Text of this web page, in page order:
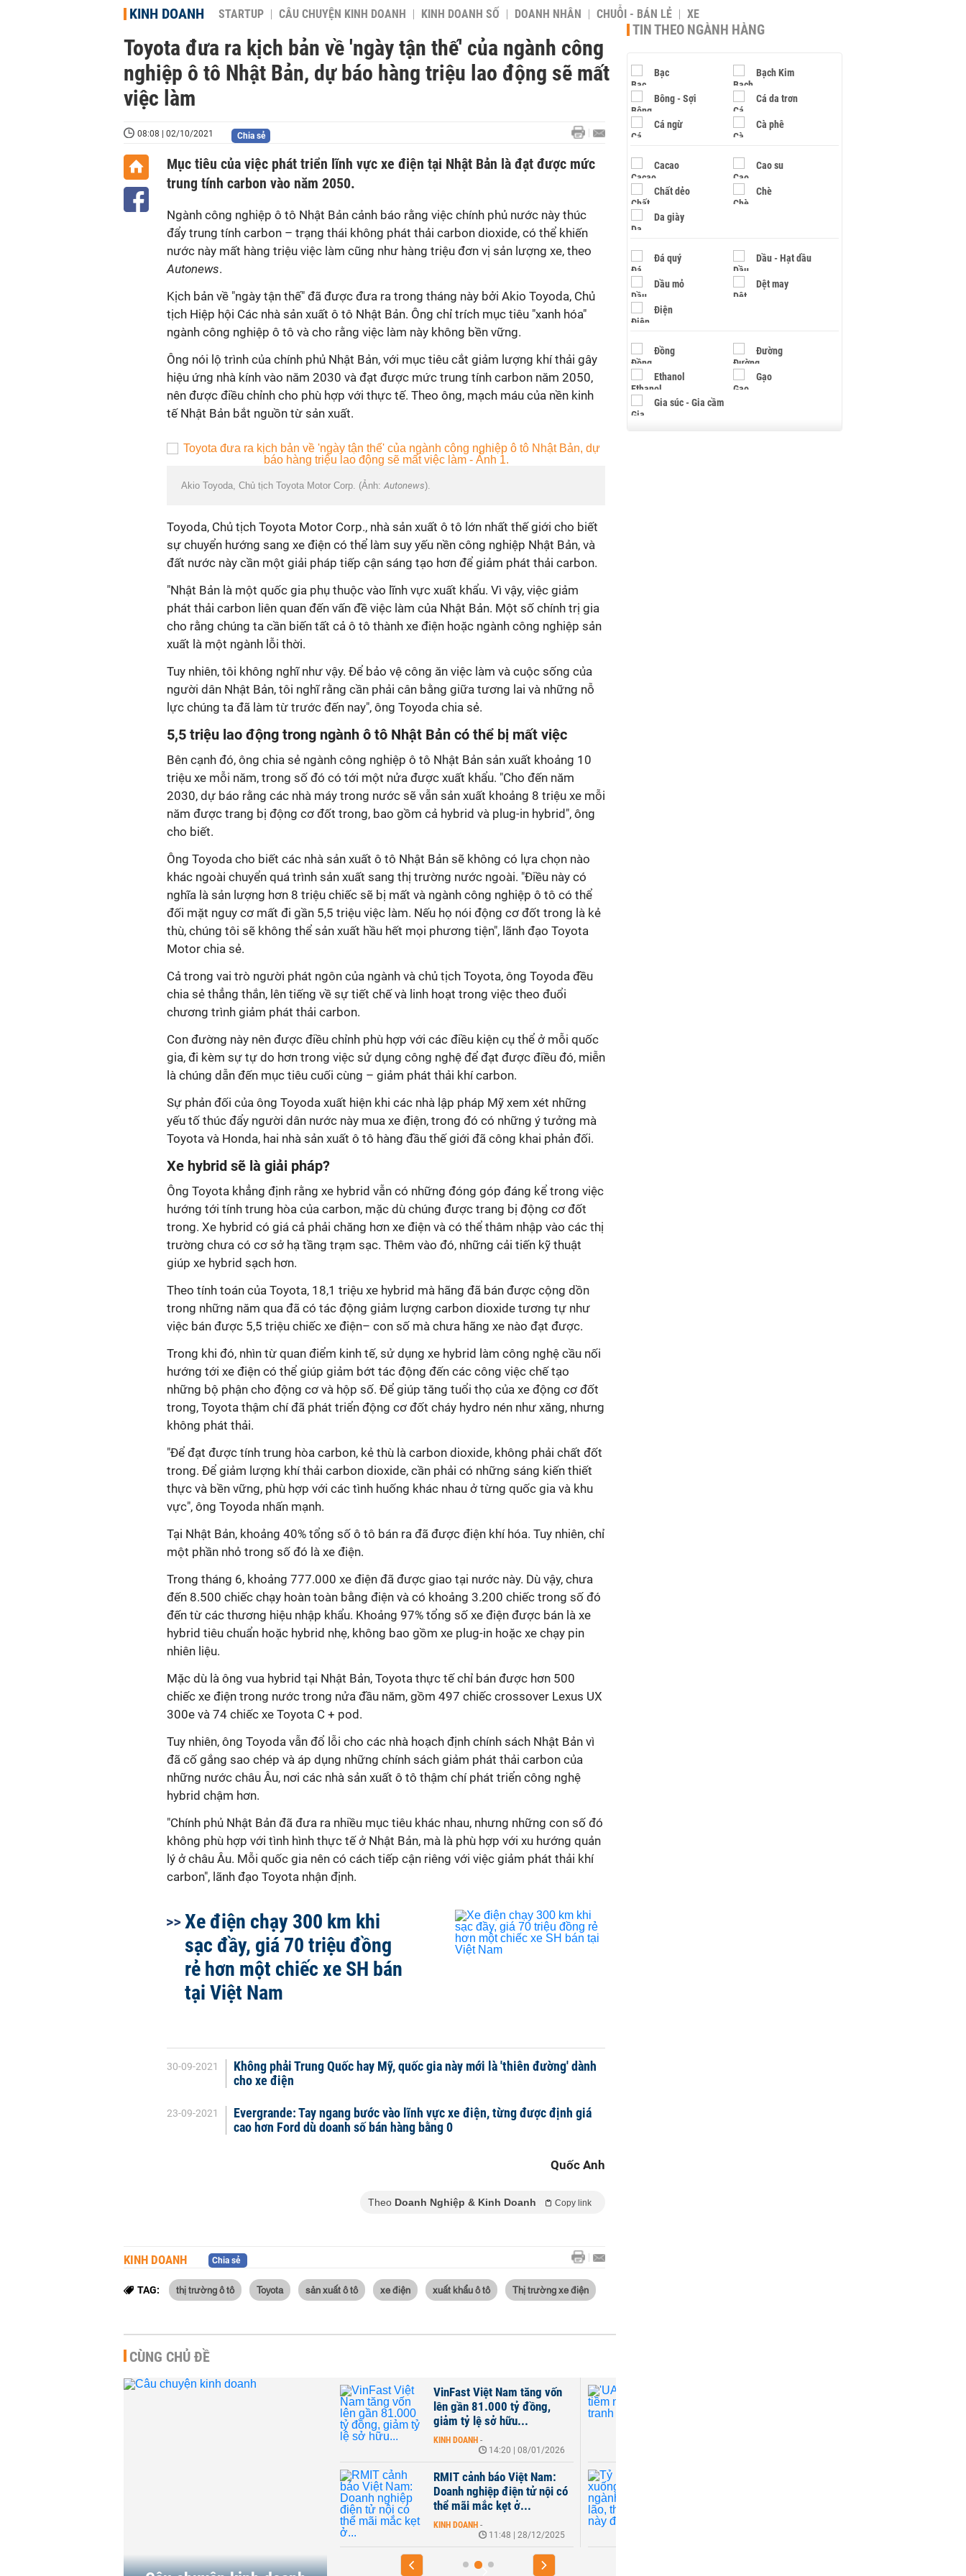
KINH DOANH STARTUP CÂU CHUYỆN KINH DOANH KINH DOANH SỐ DOANH NHÂN CHUỖI - BÁN LẺ XE
Toyota đưa ra kịch bản về 'ngày tận thế' của ngành công
nghiệp ô tô Nhật Bản, dự báo hàng triệu lao động sẽ mất
việc làm
08:08 | 02/10/2021 Chia sẻ
Mục tiêu của việc phát triển lĩnh vực xe điện tại Nhật Bản là đạt được mức
trung tính carbon vào năm 2050.
Ngành công nghiệp ô tô Nhật Bản cảnh báo rằng việc chính phủ nước này thúc
đẩy trung tính carbon – trạng thái không phát thải carbon dioxide, có thể khiến
nước này mất hàng triệu việc làm cũng như hàng triệu đơn vị sản lượng xe, theo
Autonews.
Kịch bản về "ngày tận thế" đã được đưa ra trong tháng này bởi Akio Toyoda, Chủ
tịch Hiệp hội Các nhà sản xuất ô tô Nhật Bản. Ông chỉ trích mục tiêu "xanh hóa"
ngành công nghiệp ô tô và cho rằng việc làm này không bền vững.
Ông nói lộ trình của chính phủ Nhật Bản, với mục tiêu cắt giảm lượng khí thải gây
hiệu ứng nhà kính vào năm 2030 và đạt được mức trung tính carbon năm 2050,
nên được điều chỉnh cho phù hợp với thực tế. Theo ông, mạch máu của nền kinh
tế Nhật Bản bắt nguồn từ sản xuất.
Akio Toyoda, Chủ tịch Toyota Motor Corp. (Ảnh:Autonews).
Toyoda, Chủ tịch Toyota Motor Corp., nhà sản xuất ô tô lớn nhất thế giới cho biết
sự chuyển hướng sang xe điện có thể làm suy yếu nền công nghiệp Nhật Bản, và
đất nước này cần một giải pháp tiếp cận sáng tạo hơn để giảm phát thải carbon.
"Nhật Bản là một quốc gia phụ thuộc vào lĩnh vực xuất khẩu. Vì vậy, việc giảm
phát thải carbon liên quan đến vấn đề việc làm của Nhật Bản. Một số chính trị gia
cho rằng chúng ta cần biến tất cả ô tô thành xe điện hoặc ngành công nghiệp sản
xuất là một ngành lỗi thời.
Tuy nhiên, tôi không nghĩ như vậy. Để bảo vệ công ăn việc làm và cuộc sống của
người dân Nhật Bản, tôi nghĩ rằng cần phải cân bằng giữa tương lai và những nỗ
lực chúng ta đã làm từ trước đến nay", ông Toyoda chia sẻ.
5,5 triệu lao động trong ngành ô tô Nhật Bản có thể bị mất việc
Bên cạnh đó, ông chia sẻ ngành công nghiệp ô tô Nhật Bản sản xuất khoảng 10
triệu xe mỗi năm, trong số đó có tới một nửa được xuất khẩu. "Cho đến năm
2030, dự báo rằng các nhà máy trong nước sẽ vẫn sản xuất khoảng 8 triệu xe mỗi
năm được trang bị động cơ đốt trong, bao gồm cả hybrid và plug-in hybrid", ông
cho biết.
Ông Toyoda cho biết các nhà sản xuất ô tô Nhật Bản sẽ không có lựa chọn nào
khác ngoài chuyển quá trình sản xuất sang thị trường nước ngoài. "Điều này có
nghĩa là sản lượng hơn 8 triệu chiếc sẽ bị mất và ngành công nghiệp ô tô có thể
đối mặt nguy cơ mất đi gần 5,5 triệu việc làm. Nếu họ nói động cơ đốt trong là kẻ
thù, chúng tôi sẽ không thể sản xuất hầu hết mọi phương tiện", lãnh đạo Toyota
Motor chia sẻ.
Cả trong vai trò người phát ngôn của ngành và chủ tịch Toyota, ông Toyoda đều
chia sẻ thẳng thắn, lên tiếng về sự tiết chế và linh hoạt trong việc theo đuổi
chương trình giảm phát thải carbon.
Con đường này nên được điều chỉnh phù hợp với các điều kiện cụ thể ở mỗi quốc
gia, đi kèm sự tự do hơn trong việc sử dụng công nghệ để đạt được điều đó, miễn
là chúng dẫn đến mục tiêu cuối cùng – giảm phát thải khí carbon.
Sự phản đối của ông Toyoda xuất hiện khi các nhà lập pháp Mỹ xem xét những
yếu tố thúc đẩy người dân nước này mua xe điện, trong đó có những ý tưởng mà
Toyota và Honda, hai nhà sản xuất ô tô hàng đầu thế giới đã công khai phản đối.
Xe hybrid sẽ là giải pháp?
Ông Toyota khẳng định rằng xe hybrid vẫn có những đóng góp đáng kể trong việc
hướng tới tính trung hòa của carbon, mặc dù chúng được trang bị động cơ đốt
trong. Xe hybrid có giá cả phải chăng hơn xe điện và có thể thâm nhập vào các thị
trường chưa có cơ sở hạ tầng trạm sạc. Thêm vào đó, những cải tiến kỹ thuật
giúp xe hybrid sạch hơn.
Theo tính toán của Toyota, 18,1 triệu xe hybrid mà hãng đã bán được cộng dồn
trong những năm qua đã có tác động giảm lượng carbon dioxide tương tự như
việc bán được 5,5 triệu chiếc xe điện– con số mà chưa hãng xe nào đạt được.
Trong khi đó, nhìn từ quan điểm kinh tế, sử dụng xe hybrid làm công nghệ cầu nối
hướng tới xe điện có thể giúp giảm bớt tác động đến các công việc chế tạo
những bộ phận cho động cơ và hộp số. Để giúp tăng tuổi thọ của xe động cơ đốt
trong, Toyota thậm chí đã phát triển động cơ đốt cháy hydro nén như xăng, nhưng
không phát thải.
"Để đạt được tính trung hòa carbon, kẻ thù là carbon dioxide, không phải chất đốt
trong. Để giảm lượng khí thải carbon dioxide, cần phải có những sáng kiến thiết
thực và bền vững, phù hợp với các tình huống khác nhau ở từng quốc gia và khu
vực", ông Toyoda nhấn mạnh.
Tại Nhật Bản, khoảng 40% tổng số ô tô bán ra đã được điện khí hóa. Tuy nhiên, chỉ
một phần nhỏ trong số đó là xe điện.
Trong tháng 6, khoảng 777.000 xe điện đã được giao tại nước này. Dù vậy, chưa
đến 8.500 chiếc chạy hoàn toàn bằng điện và có khoảng 3.200 chiếc trong số đó
đến từ các thương hiệu nhập khẩu. Khoảng 97% tổng số xe điện được bán là xe
hybrid tiêu chuẩn hoặc hybrid nhẹ, không bao gồm xe plug-in hoặc xe chạy pin
nhiên liệu.
Mặc dù là ông vua hybrid tại Nhật Bản, Toyota thực tế chỉ bán được hơn 500
chiếc xe điện trong nước trong nửa đầu năm, gồm 497 chiếc crossover Lexus UX
300e và 74 chiếc xe Toyota C + pod.
Tuy nhiên, ông Toyoda vẫn đổ lỗi cho các nhà hoạch định chính sách Nhật Bản vì
đã cố gắng sao chép và áp dụng những chính sách giảm phát thải carbon của
những nước châu Âu, nơi các nhà sản xuất ô tô thậm chí phát triển công nghệ
hybrid chậm hơn.
"Chính phủ Nhật Bản đã đưa ra nhiều mục tiêu khác nhau, nhưng những con số đó
không phù hợp với tình hình thực tế ở Nhật Bản, mà là phù hợp với xu hướng quản
lý ở châu Âu. Mỗi quốc gia nên có cách tiếp cận riêng với việc giảm phát thải khí
carbon", lãnh đạo Toyota nhận định.
Xe điện chạy 300 km khi
sạc đầy, giá 70 triệu đồng
rẻ hơn một chiếc xe SH bán
tại Việt Nam
30-09-2021
Không phải Trung Quốc hay Mỹ, quốc gia này mới là 'thiên đường' dành
cho xe điện
23-09-2021
Evergrande: Tay ngang bước vào lĩnh vực xe điện, từng được định giá
cao hơn Ford dù doanh số bán hàng bằng 0
Quốc Anh
Theo Doanh Nghiệp & Kinh Doanh Copy link
KINH DOANH Chia sẻ
TAG: thị trường ô tô Toyota sản xuất ô tô xe điện xuất khẩu ô tô Thị trường xe điện
CÙNG CHỦ ĐỀ
Trước sự hồi sinh của Yeah1,
VinFast Việt Nam tăng vốn
lên gần 81.000 tỷ đồng,
giảm tỷ lệ sở hữu...
KINH DOANH -
14:20 | 08/01/2026
RMIT cảnh báo Việt Nam:
Doanh nghiệp điện tử nội có
thể mãi mắc kẹt ở...
KINH DOANH -
11:48 | 28/12/2025
TIN THEO NGÀNH HÀNG
Bạc Bạch Kim
Bông - Sợi Cá da trơn
Cá ngừ Cà phê
Cacao Cao su
Chất dẻo Chè
Da giày
Đá quý Dầu - Hạt dầu
Dầu mỏ Dệt may
Điện
Đồng Đường
Ethanol Gạo
Gia súc - Gia cầm